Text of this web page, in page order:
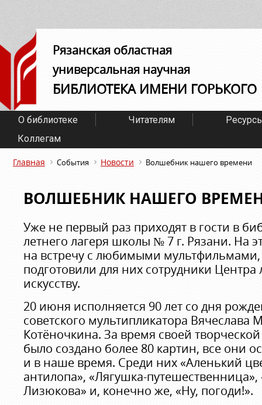
Рязанская областная
универсальная научная
БИБЛИОТЕКА ИМЕНИ ГОРЬКОГО
О библиотеке Читателям
Коллегам
Главная События Новости Волшебник нашего времени
ВОЛШЕБНИК НАШЕГО
Уже не первый раз приходят в гости в
летнего лагеря школы № 7 г. Рязани. На
на встречу с любимыми
подготовили для них сотрудники Центра
искусству.
20 июня исполняется 90 лет со дня
советского мультипликатора Вячеслава
Котёночкина. За время своей
было создано более 80 картин, все они
и в наше время. Среди них «Аленький
антилопа», «Лягушка-
Лизюкова» и, конечно же, «Ну, погоди!».